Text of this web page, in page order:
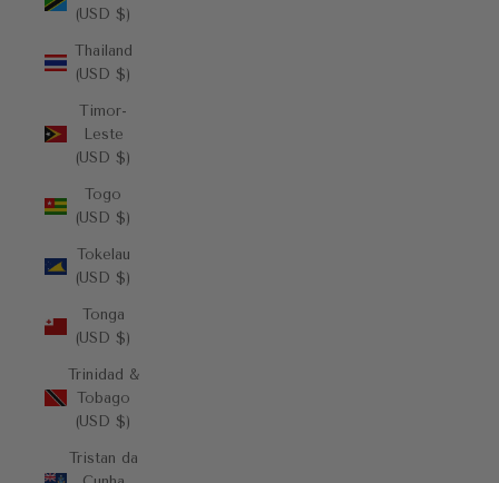
(USD $)
Thailand
(USD $)
Timor-
Leste
(USD $)
Togo
(USD $)
Tokelau
(USD $)
Tonga
(USD $)
Trinidad &
Tobago
(USD $)
Tristan da